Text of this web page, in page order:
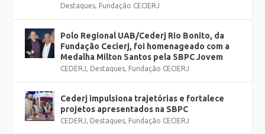
Destaques, Fundação CECIERJ
Polo Regional UAB/Cederj Rio Bonito, da
Fundação Cecierj, foi homenageado com a
Medalha Milton Santos pela SBPC Jovem
CEDERJ, Destaques, Fundação CECIERJ
Cederj impulsiona trajetórias e fortalece
projetos apresentados na SBPC
CEDERJ, Destaques, Fundação CECIERJ